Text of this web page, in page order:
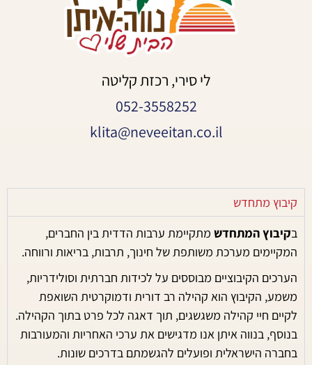
לי סירי, רכזת קליטה
052-3558252
klita@neveeitan.co.il
קיבוץ מתחדש
בקיבוץ המתחדש מתקיימת ערבות הדדית בין החברים,
המקיימים מערכת משותפת של חינוך, תרבות, בריאות ורווחה.
הערכים הקיבוציים מבוססים על לכידות חברתית וסולידריות,
משמע, הקיבוץ הוא קהילה רב דורית ודמוקרטית השואפת
לקיים חיי קהילה משגשגים, תוך דאגה לכל פרט בתוך הקהילה.
בנוסף, בנווה איתן אנו מדגישים את ערכי האחריות והמעורבות
בחברה הישראלית ופועלים להגשמתם בדרכים שונות.